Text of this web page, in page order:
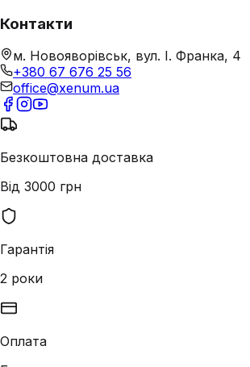
Контакти
м. Новояворівськ, вул. І. Франка, 4
+380 67 676 25 56
office@xenum.ua
Безкоштовна доставка
Від 3000 грн
Гарантія
2 роки
Оплата